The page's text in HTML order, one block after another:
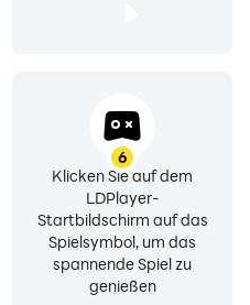
6
Klicken Sie auf dem
LDPlayer-
Startbildschirm auf das
Spielsymbol, um das
spannende Spiel zu
genießen